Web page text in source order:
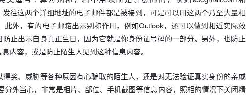
往这两个详细地址的电子邮件都是被接到，可是可以用这两个乃至大量相
此外，有的电子邮箱出示别称作用，例如Outlook，还可以做到相近实际效
止出示自身真正生日，因为它就是你身份证号码的一部分。另外，也防止
内容，或是防止陌生人见到这种信息内容。
奖、威胁等各种原因有心骗取的陌生人，还是对无法验证真实身份的亲戚
分外当心，非常是相片、部位、手机截图等信息内容，照相的情况下关闭精